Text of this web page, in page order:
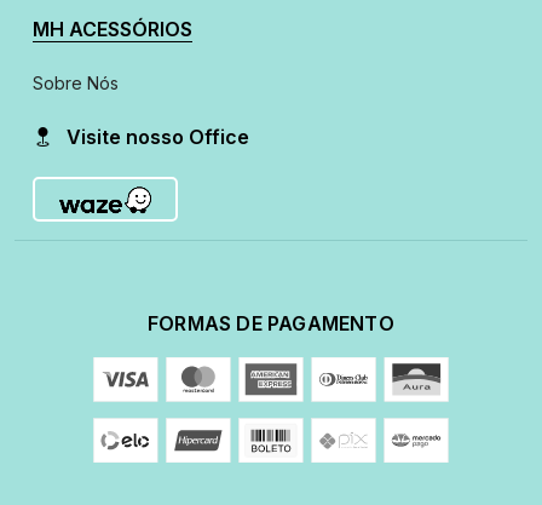
MH ACESSÓRIOS
Sobre Nós
Visite nosso Office
FORMAS DE PAGAMENTO